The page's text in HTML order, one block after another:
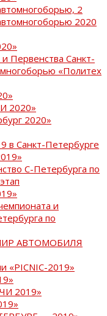
2
2020
Первенства Санкт-
«Политех
2020»
2020»
в Санкт-Петербурге
С-Петербурга по
и
по
АВТОМОБИЛЯ
«PICNIC-2019»
2019»